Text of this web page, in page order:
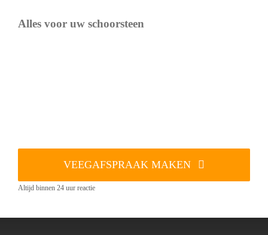
Alles voor uw schoorsteen
VEEGAFSPRAAK MAKEN
Altijd binnen 24 uur reactie